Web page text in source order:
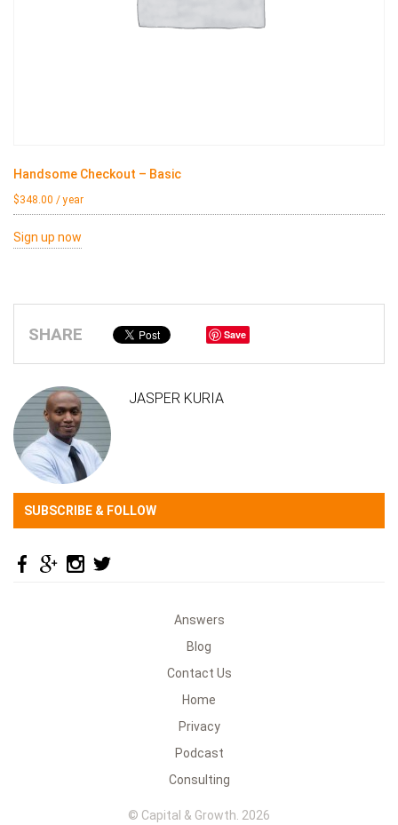
Handsome Checkout – Basic
$348.00 / year
Sign up now
SHARE Save
JASPER KURIA
SUBSCRIBE & FOLLOW
Answers
Blog
Contact Us
Home
Privacy
Podcast
Consulting
© Capital & Growth. 2026